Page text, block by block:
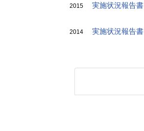
2015 実施状況報告書
2014 実施状況報告書